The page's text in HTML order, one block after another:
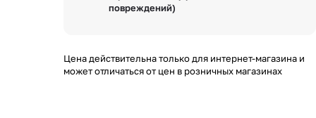
повреждений)
Цена действительна только для интернет-магазина и
может отличаться от цен в розничных магазинах